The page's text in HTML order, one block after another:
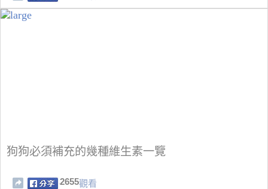
狗狗必須補充的幾種維生素一覽
2655觀看